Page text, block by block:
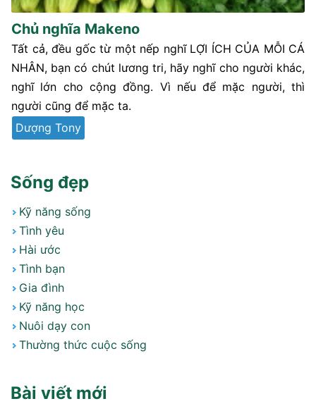
Chủ nghĩa Makeno
Tất cả, đều gốc từ một nếp nghĩ LỢI ÍCH CỦA MỖI CÁ
NHÂN, bạn có chút lương tri, hãy nghĩ cho người khác,
nghĩ lớn cho cộng đồng. Vì nếu để mặc người, thì
người cũng để mặc ta.
Dượng Tony
Sống đẹp
Kỹ năng sống
Tình yêu
Hài ước
Tình bạn
Gia đình
Kỹ năng học
Nuôi dạy con
Thường thức cuộc sống
Bài viết mới